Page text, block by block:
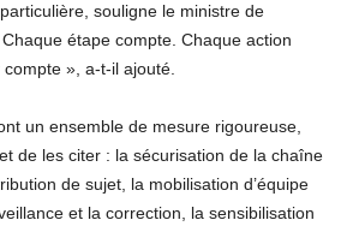
souligne le ministre de
étape compte. Chaque action
», a-t-il ajouté.
un ensemble de mesure rigoureuse,
de les citer : la sécurisation de la chaîne
de sujet, la mobilisation d’équipe
et la correction, la sensibilisation